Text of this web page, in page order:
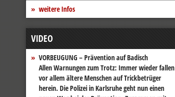
weitere Infos
VIDEO
VORBEUGUNG – Prävention auf Badisch
Allen Warnungen zum Trotz: Immer wieder fallen
vor allem ältere Menschen auf Trickbetrüger
herein. Die Polizei in Karlsruhe geht nun einen